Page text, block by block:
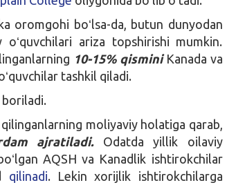
oromgohi boʻlsa-da, butun dunyodan
ariza topshirishi mumkin.
10-15% qismini Kanada va
tashkil qiladi.
moliyaviy holatiga qarab,
ajratiladi. Odatda yillik oilaviy
AQSH va Kanadlik ishtirokchilar
qilinadi. Lekin xorijlik ishtirokchilarga